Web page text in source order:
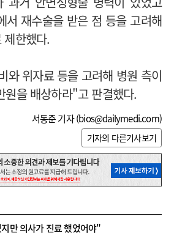
서 재수술을 받은 점 등을 고려해
한했다.
와 위자료 등을 고려해 병원 측이
원을 배상하라"고 판결했다.
서동준 기자 (bios@dailymedi.com)
기자의 다른기사보기
만 의사가 진료 했었어야"